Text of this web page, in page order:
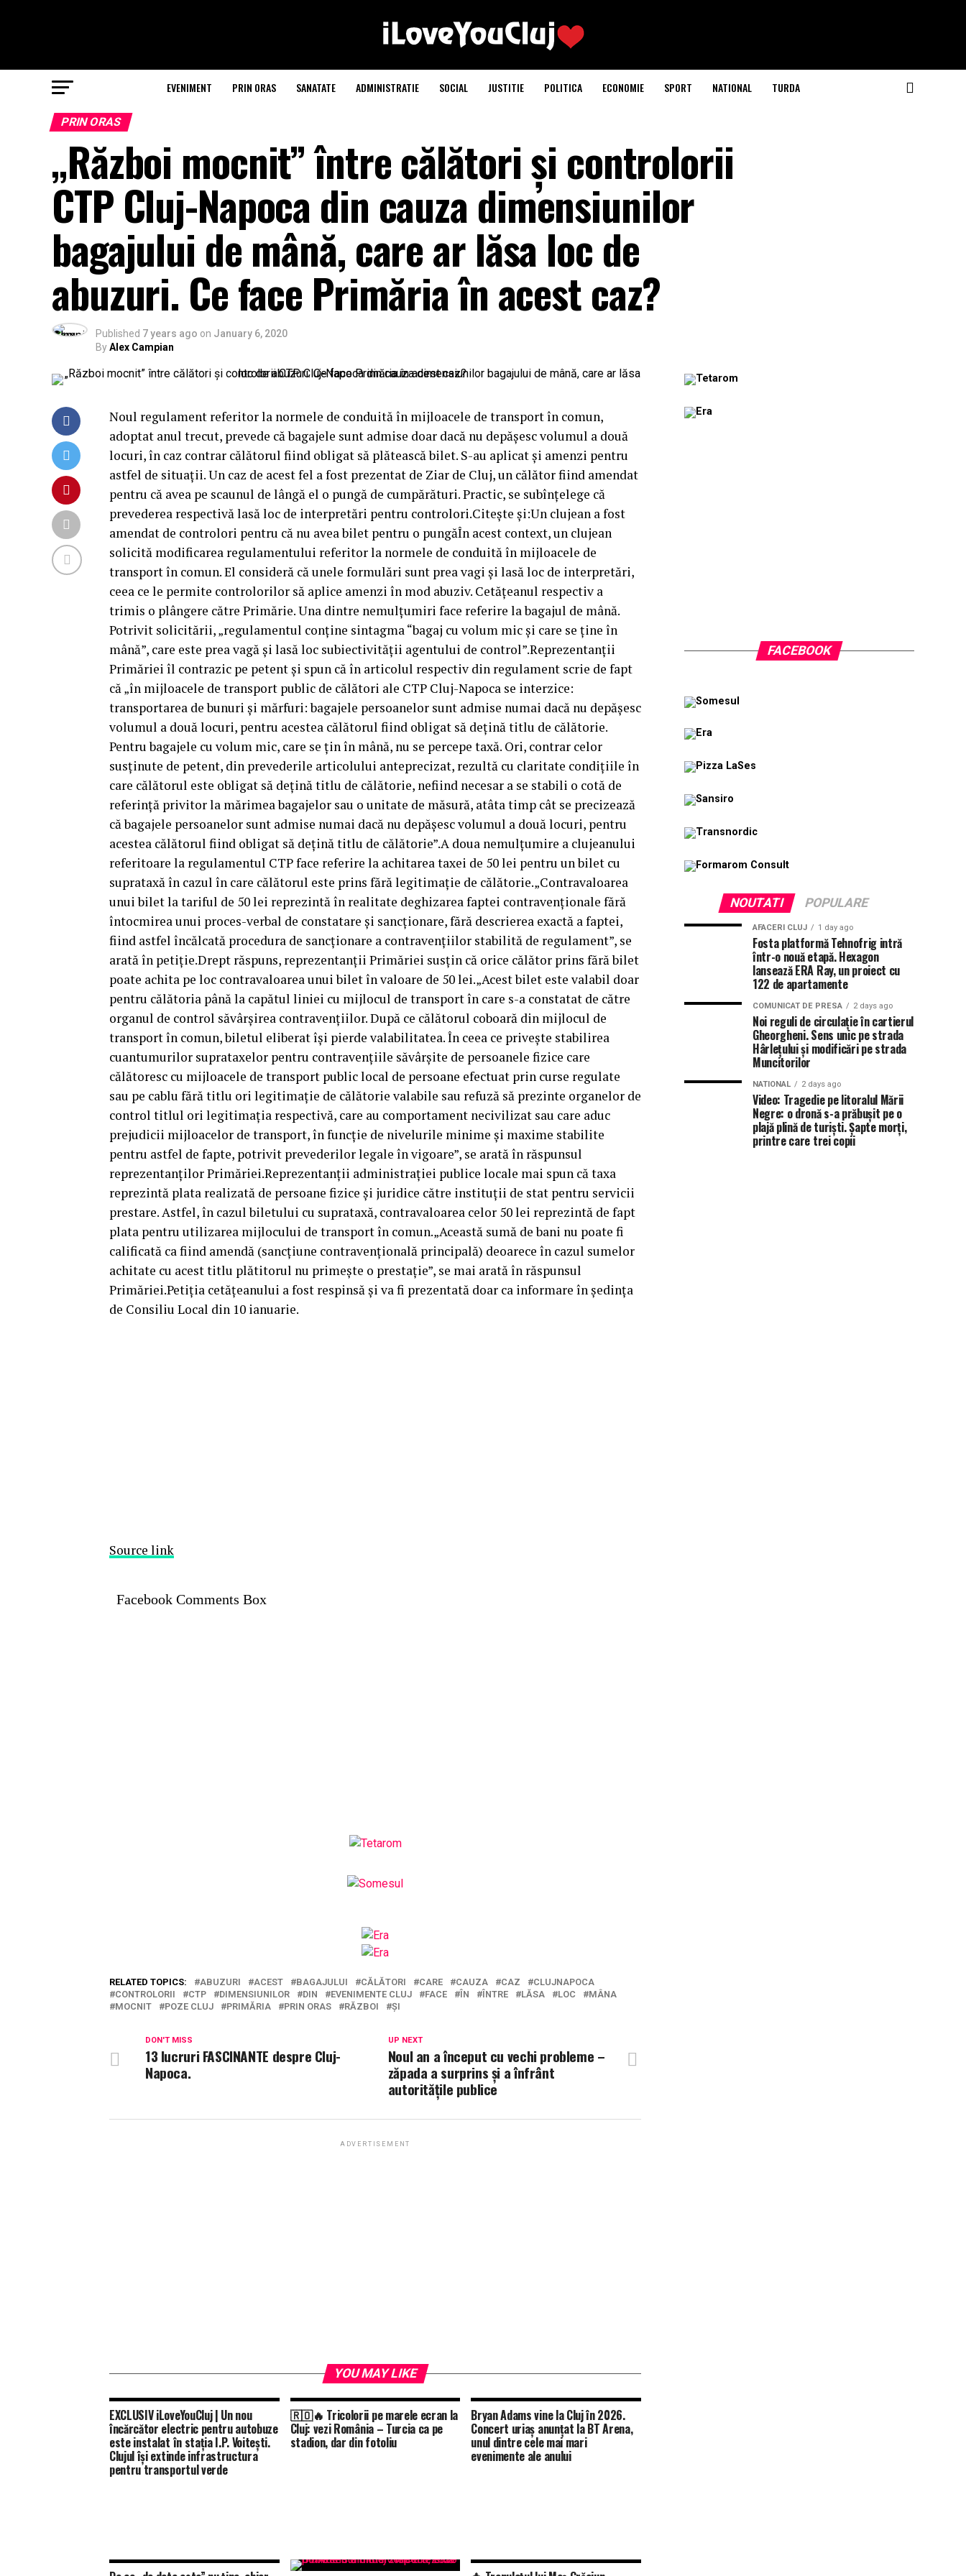
EVENIMENT PRIN ORAS SANATATE ADMINISTRATIE SOCIAL JUSTITIE POLITICA ECONOMIE SPORT NATIONAL TURDA
PRIN ORAS
„Război mocnit” între călători și controlorii
CTP Cluj-Napoca din cauza dimensiunilor
bagajului de mână, care ar lăsa loc de
abuzuri. Ce face Primăria în acest caz?
Published 7 years ago on January 6, 2020
ByAlex Campian
Noul regulament referitor la normele de conduită în mijloacele de transport în comun,
adoptat anul trecut, prevede că bagajele sunt admise doar dacă nu depășesc volumul a două
locuri, în caz contrar călătorul fiind obligat să plătească bilet. S-au aplicat și amenzi pentru
astfel de situații. Un caz de acest fel a fost prezentat de Ziar de Cluj, un călător fiind amendat
pentru că avea pe scaunul de lângă el o pungă de cumpărături. Practic, se subînțelege că
prevederea respectivă lasă loc de interpretări pentru controlori.Citește și:Un clujean a fost
amendat de controlori pentru că nu avea bilet pentru o pungăÎn acest context, un clujean
solicită modificarea regulamentului referitor la normele de conduită în mijloacele de
transport în comun. El consideră că unele formulări sunt prea vagi și lasă loc de interpretări,
ceea ce le permite controlorilor să aplice amenzi în mod abuziv. Cetățeanul respectiv a
trimis o plângere către Primărie. Una dintre nemulțumiri face referire la bagajul de mână.
Potrivit solicitării, „regulamentul conține sintagma “bagaj cu volum mic și care se ține în
mână”, care este prea vagă și lasă loc subiectivității agentului de control”.Reprezentanții
Primăriei îl contrazic pe petent și spun că în articolul respectiv din regulament scrie de fapt
că „în mijloacele de transport public de călători ale CTP Cluj-Napoca se interzice:
transportarea de bunuri și mărfuri: bagajele persoanelor sunt admise numai dacă nu depășesc
volumul a două locuri, pentru acestea călătorul fiind obligat să dețină titlu de călătorie.
Pentru bagajele cu volum mic, care se țin în mână, nu se percepe taxă. Ori, contrar celor
susținute de petent, din prevederile articolului anteprecizat, rezultă cu claritate condițiile în
care călătorul este obligat să dețină titlu de călătorie, nefiind necesar a se stabili o cotă de
referință privitor la mărimea bagajelor sau o unitate de măsură, atâta timp cât se precizează
că bagajele persoanelor sunt admise numai dacă nu depășesc volumul a două locuri, pentru
acestea călătorul fiind obligat să dețină titlu de călătorie”.A doua nemulțumire a clujeanului
referitoare la regulamentul CTP face referire la achitarea taxei de 50 lei pentru un bilet cu
suprataxă în cazul în care călătorul este prins fără legitimație de călătorie.„Contravaloarea
unui bilet la tariful de 50 lei reprezintă în realitate deghizarea faptei contravenționale fără
întocmirea unui proces-verbal de constatare și sancționare, fără descrierea exactă a faptei,
fiind astfel încălcată procedura de sancționare a contravențiilor stabilită de regulament”, se
arată în petiție.Drept răspuns, reprezentanții Primăriei susțin că orice călător prins fără bilet
poate achita pe loc contravaloarea unui bilet în valoare de 50 lei.„Acest bilet este valabil doar
pentru călătoria până la capătul liniei cu mijlocul de transport în care s-a constatat de către
organul de control săvârșirea contravențiilor. După ce călătorul coboară din mijlocul de
transport în comun, biletul eliberat își pierde valabilitatea. În ceea ce privește stabilirea
cuantumurilor suprataxelor pentru contravențiile săvârșite de persoanele fizice care
călătoresc cu mijloacele de transport public local de persoane efectuat prin curse regulate
sau pe cablu fără titlu ori legitimație de călătorie valabile sau refuză să prezinte organelor de
control titlul ori legitimația respectivă, care au comportament necivilizat sau care aduc
prejudicii mijloacelor de transport, în funcție de nivelurile minime și maxime stabilite
pentru astfel de fapte, potrivit prevederilor legale în vigoare”, se arată în răspunsul
reprezentanților Primăriei.Reprezentanții administrației publice locale mai spun că taxa
reprezintă plata realizată de persoane fizice și juridice către instituții de stat pentru servicii
prestare. Astfel, în cazul biletului cu suprataxă, contravaloarea celor 50 lei reprezintă de fapt
plata pentru utilizarea mijlocului de transport în comun.„Această sumă de bani nu poate fi
calificată ca fiind amendă (sancțiune contravențională principală) deoarece în cazul sumelor
achitate cu acest titlu plătitorul nu primește o prestație”, se mai arată în răspunsul
Primăriei.Petiția cetățeanului a fost respinsă și va fi prezentată doar ca informare în ședința
de Consiliu Local din 10 ianuarie.
Source link
Facebook Comments Box
RELATED TOPICS: ABUZURI ACEST BAGAJULUI CĂLĂTORI CARE CAUZA CAZ
CLUJNAPOCA
CONTROLORII
CTP DIMENSIUNILOR DIN EVENIMENTE CLUJ FACE ÎN ÎNTRE LĂSA LOC
MÂNA
MOCNIT
POZE CLUJ PRIMĂRIA PRIN ORAS RĂZBOI ȘI
UP NEXT
Noul an a început cu vechi probleme –
zăpada a surprins și a înfrânt
autoritățile publice
DON'T MISS
13 lucruri FASCINANTE despre Cluj-
Napoca.
ADVERTISEMENT
YOU MAY LIKE
EXCLUSIV iLoveYouCluj | Un nou
încărcător electric pentru autobuze
este instalat în stația I.P. Voitești.
Clujul își extinde infrastructura
pentru transportul verde
🇷🇴🔥 Tricolorii pe marele ecran la
Cluj: vezi România – Turcia ca pe
stadion, dar din fotoliu
Bryan Adams vine la Cluj în 2026.
Concert uriaș anunțat la BT Arena,
unul dintre cele mai mari
evenimente ale anului
FACEBOOK
NOUTATI POPULARE
AFACERI CLUJ 1 day ago
Fosta platformă Tehnofrig intră
într-o nouă etapă. Hexagon
lansează ERA Ray, un proiect cu
122 de apartamente
COMUNICAT DE PRESA 2 days ago
Noi reguli de circulație în cartierul
Gheorgheni. Sens unic pe strada
Hârlețului și modificări pe strada
Muncitorilor
NATIONAL 2 days ago
Video: Tragedie pe litoralul Mării
Negre: o dronă s-a prăbușit pe o
plajă plină de turiști. Șapte morți,
printre care trei copii